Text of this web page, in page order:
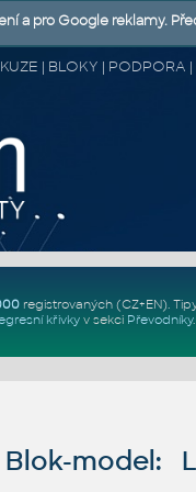
| BLOKY | PODPORA
registrovaných (CZ+EN).
křivkyv sekci Převodníky.
Blok-model: L
a pro Google reklamy.